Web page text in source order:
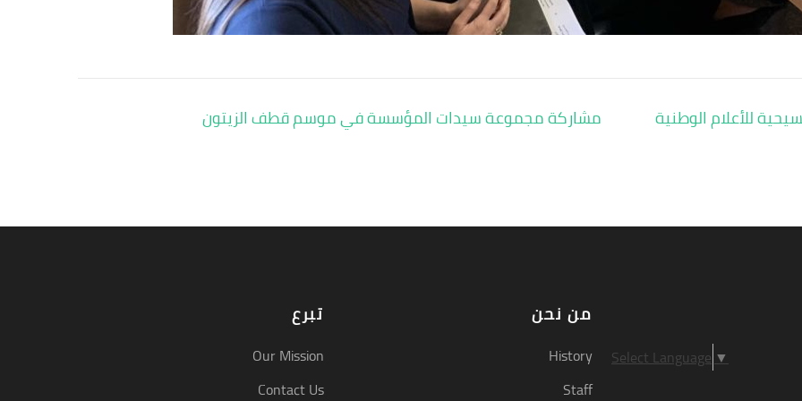
مشاركة مجموعة سيدات المؤسسة في موسم قطف الزيتون للأعلام الوطنية
تبرع
Our Mission
Contact Us
من نحن
History
Staff
Select Language▼